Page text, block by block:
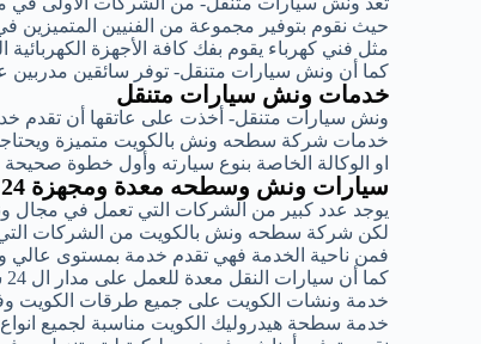
حيث نقوم بتوفير مجموعة من الفنيين
مثل فني كهرباء يقوم بفك كافة الأجهزة
كما أن ونش سيارات متنقل- توفر سائقين مدربين
خدمات ونش سيارات متنقل
ونش سيارات متنقل- أخذت على عاتقها أن تقدم
خدمات شركة سطحه ونش بالكويت متميزة
او الوكالة الخاصة بنوع سيارته وأول خطوة
سيارات ونش وسطحه معدة ومجهزة 24 ساعة
يوجد عدد كبير من الشركات التي تعمل في مجال
لكن شركة سطحه ونش بالكويت من الشركات التي
فمن ناحية الخدمة فهي تقدم خدمة بمستوى عالي
كما أن سيارات النقل معدة للعمل على مدار ال 24 ساعة.
خدمة ونشات الكويت على جميع طرقات الكويت
خدمة سطحة هيدروليك الكويت مناسبة لجميع انواع